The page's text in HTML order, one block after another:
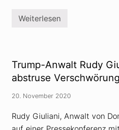
a
Y
e
l
ö
c
t
V
Weiterlesen
Trump-Anwalt Rudy
abstruse
20. November 2020
Rudy Giuliani, Anwalt von